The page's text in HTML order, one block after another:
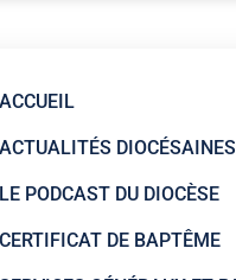
ACCUEIL
ACTUALITÉS DIOCÉSAINES
LE PODCAST DU DIOCÈSE
CERTIFICAT DE BAPTÊME